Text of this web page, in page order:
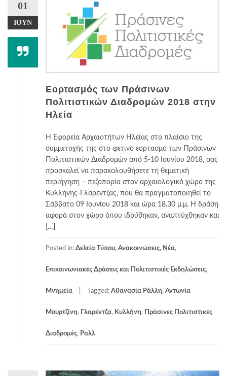
01
ΙΟΎΝ
Εορτασμός των Πράσινων
Πολιτιστικών Διαδρομών 2018 στην
Ηλεία
Η Εφορεία Αρχαιοτήτων Ηλείας στο πλαίσιο της
συμμετοχής της στο φετινό εορτασμό των Πράσινων
Πολιτιστικών Διαδρομών από 5-10 Ιουνίου 2018, σας
προσκαλεί να παρακολουθήσετε τη θεματική
περιήγηση – πεζοπορία στον αρχαιολογικό χώρο της
Κυλλήνης-Γλαρέντζας, που θα πραγματοποιηθεί το
Σάββατο 09 Ιουνίου 2018 και ώρα 18.30 μ.μ. Η δράση
αφορά στον χώρο όπου ιδρύθηκαν, αναπτύχθηκαν και
[…]
Posted in: Δελτία Τύπου, Ανακοινώσεις, Νέα,
Επικοινωνιακές Δράσεις και Πολιτιστικές Εκδηλώσεις,
Μνημεία Tagged: Αθανασία Ράλλη, Αντωνία
Μουρτζίνη, Γλαρέντζα, Κυλλήνη, Πράσινες Πολιτιστικές
Διαδρομές, Ραλλ